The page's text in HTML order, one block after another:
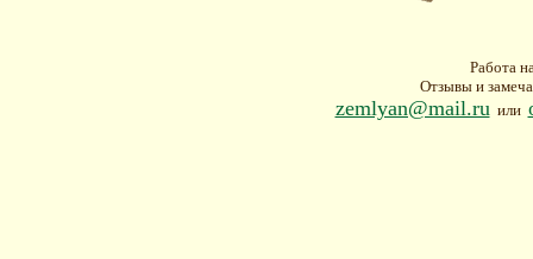
Работа
Отзывы и
zemlyan@mail.ruили